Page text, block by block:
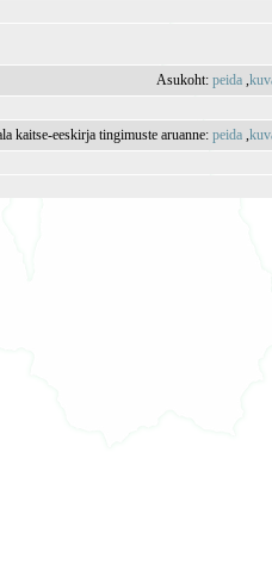
Asukoht:peida ,
kaitse-eeskirja tingimuste aruanne:peida ,